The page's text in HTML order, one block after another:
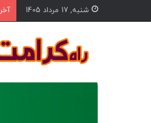
شنبه, 17 مرداد 1405